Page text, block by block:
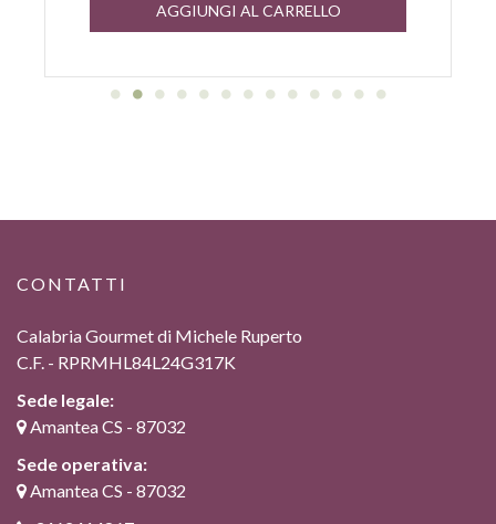
AGGIUNGI AL CARRELLO
CONTATTI
Calabria Gourmet di Michele Ruperto
C.F. - RPRMHL84L24G317K
Sede legale:
Amantea CS - 87032
Sede operativa:
Amantea CS - 87032